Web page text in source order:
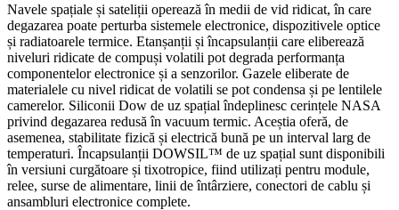
Navele spațiale și sateliții operează în medii de vid ridicat, în care
degazarea poate perturba sistemele electronice, dispozitivele optice
și radiatoarele termice. Etanșanții și încapsulanții care eliberează
niveluri ridicate de compuși volatili pot degrada performanța
componentelor electronice și a senzorilor. Gazele eliberate de
materialele cu nivel ridicat de volatili se pot condensa și pe lentilele
camerelor. Siliconii Dow de uz spațial îndeplinesc cerințele NASA
privind degazarea redusă în vacuum termic. Aceștia oferă, de
asemenea, stabilitate fizică și electrică bună pe un interval larg de
temperaturi. Încapsulanții DOWSIL™ de uz spațial sunt disponibili
în versiuni curgătoare și tixotropice, fiind utilizați pentru module,
relee, surse de alimentare, linii de întârziere, conectori de cablu și
ansambluri electronice complete.